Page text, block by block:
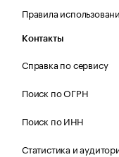
Правила
Контакты
Справка по сервису
Поиск по ОГРН
Поиск по ИНН
Статистика и